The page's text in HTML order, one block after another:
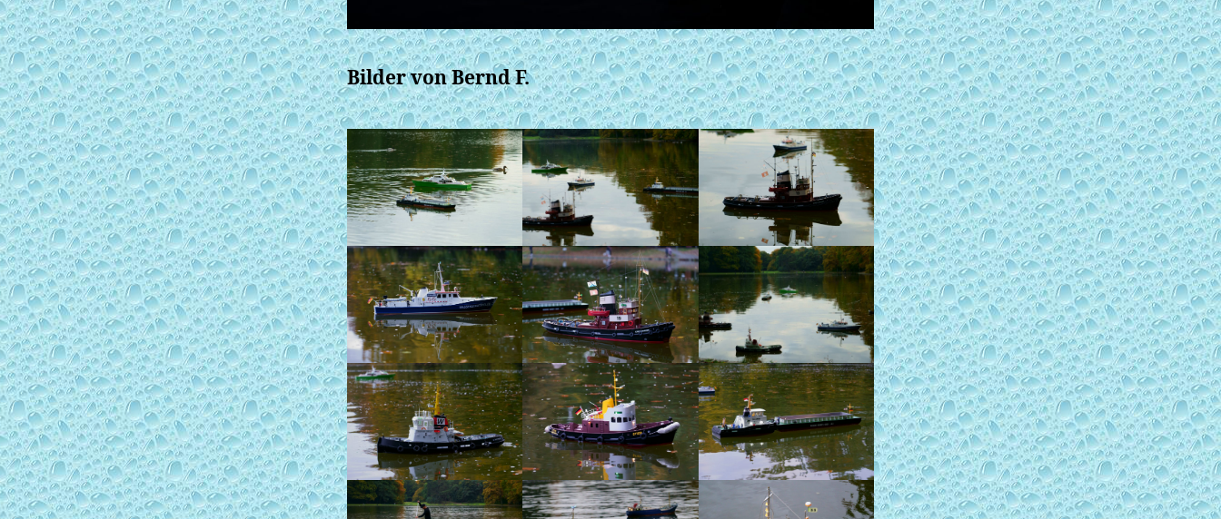
Bilder von Bernd F.